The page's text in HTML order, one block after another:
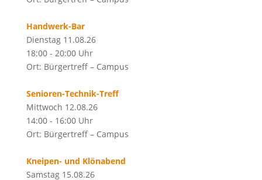
Handwerk-Bar
Dienstag 11.08.26
18:00 - 20:00 Uhr
Ort: Bürgertreff – Campus
Senioren-Technik-Treff
Mittwoch 12.08.26
14:00 - 16:00 Uhr
Ort: Bürgertreff – Campus
Kneipen- und Klönabend
Samstag 15.08.26